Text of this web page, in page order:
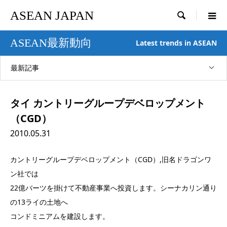
ASEAN JAPAN 
ASEAN最新動向 Latest trends in ASEAN
最新記事
タイ カントリーグループデベロップメント
（CGD）
2010.05.31
カントリーグループデベロップメント（CGD）,旧名ドラゴンワ
ン社では
22億バーツを掛けて不動産事業へ投資します。シーナカリン通り
の13ライの土地へ
コンドミニアムを建設します。